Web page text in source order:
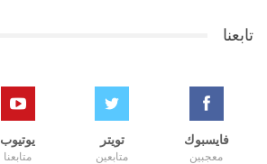
تابعنا
فايسبوك
معجبين
تويتر
متابعين
يوتيوب
متابعنا